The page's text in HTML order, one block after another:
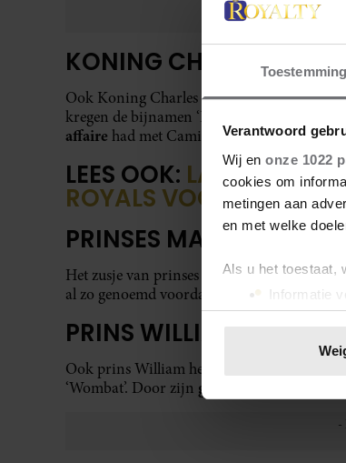
Toestemming
Verantwoord
Wij en onze 1022
cookies om
metingen aan
en met welke
Als u het toestaat,
Informatie
Uw
toestemming op
We gebruiken
websiteverkeer
media,